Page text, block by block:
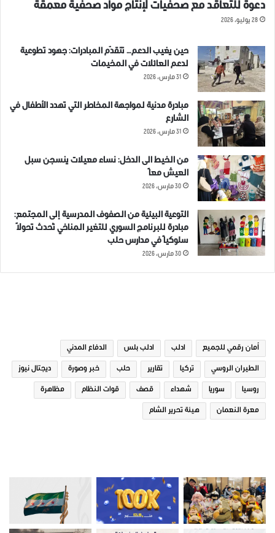
دعوة للتعاقد مع صحفيات لإنتاج مواد صحفية معمقة
28 يوليو، 2026
حين يغيب الدعم… تتقدّم المبادرات: جهود تطوعية
لدعم العائلات في المخيمات
31 مارس، 2026
مبادرة مدنية لمواجهة المخاطر التي تهدد الأطفال في
الشارع
31 مارس، 2026
من الخيط الى الدخل: نساء معيلات ينسجن سبل
العيش معاً
30 مارس، 2026
التوعية البيئية من الصفوف المدرسية إلى المجتمع:
مبادرة للبرنامج السوري للتغير المناخي تُحدث تحولاً
سلوكياً في مدارس حلب
30 مارس، 2026
أمان رقمي للجميع ادلب ادلب بلس الدفاع المدني
الطيران الروسي تركيا تقارير حلب خبر وصورة ديجتال نيوز
روسيا سوريا شهداء قصف قوات النظام مظاهرة
معرة النعمان هيئة تحرير الشام